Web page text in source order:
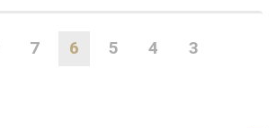
3
4
5
6
7